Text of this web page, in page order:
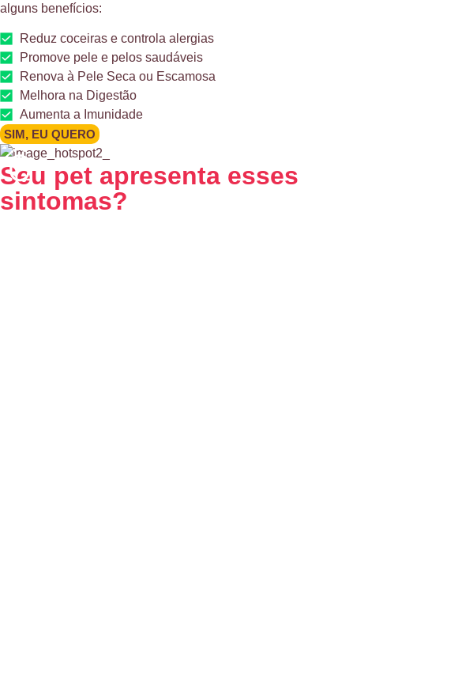
alguns benefícios:
Reduz coceiras e controla alergias
Promove pele e pelos saudáveis
Renova à Pele Seca ou Escamosa
Melhora na Digestão
Aumenta a Imunidade
SIM, EU QUERO
Seu pet apresenta esses
sintomas?